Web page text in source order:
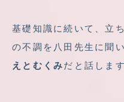
基礎知識に続いて、立
の不調を八田先生に聞
えとむくみだと話します